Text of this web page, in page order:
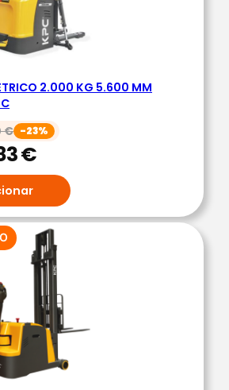
2.000 KG 5.600 MM
€ -23%
€
PRODUTO
EM
PROMOÇÃO